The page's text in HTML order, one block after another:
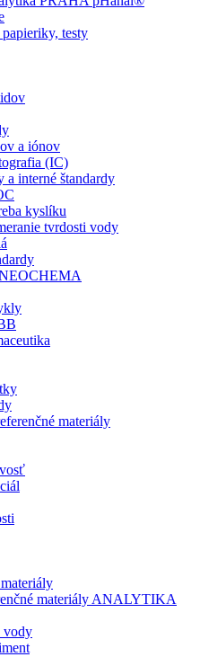
testy
a iónov
(IC)
a interné štandardy
kyslíku
tvrdosti vody
materiály
materiály ANALYTIKA
vody